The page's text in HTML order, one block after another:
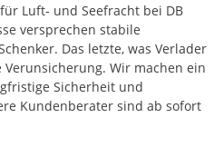
Luft- und Seefracht bei DB
versprechen stabile
Das letzte, was Verlader
Wir machen ein
Sicherheit und
Kundenberater sind ab sofort